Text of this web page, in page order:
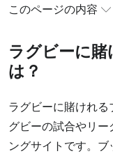
このページの内容
ラグビーに賭け
ラグビー賭けラ
ブックメーカー
ブックメーカー
ラグビーに
は？
ラグビーに賭けれ
グビーの試合やリ
ングサイトです。